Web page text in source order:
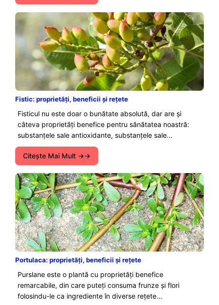
Fistic: proprietăți, beneficii și rețete
Fisticul nu este doar o bunătate absolută, dar are și
câteva proprietăți benefice pentru sănătatea noastră:
substanțele sale antioxidante, substanțele sale...
Citeşte Mai Mult →
Portulaca: proprietăți, beneficii și rețete
Purslane este o plantă cu proprietăți benefice
remarcabile, din care puteți consuma frunze și flori
folosindu-le ca ingrediente în diverse rețete...